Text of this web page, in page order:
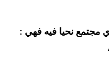
مجتمع نحيا فيه فهي :